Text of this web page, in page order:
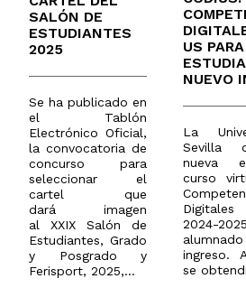
SALÓN DE
ESTUDIANTES
2025
Se ha publicado en
el Tablón
Electrónico Oficial,
la convocatoria de
concurso para
seleccionar el
cartel que
dará imagen
al XXIX Salón de
Estudiantes, Grado
y Posgrado y
Ferisport, 2025,...
US PARA
NUEVO
La
Sevilla
nueva
curso
2024-
ingreso.
se